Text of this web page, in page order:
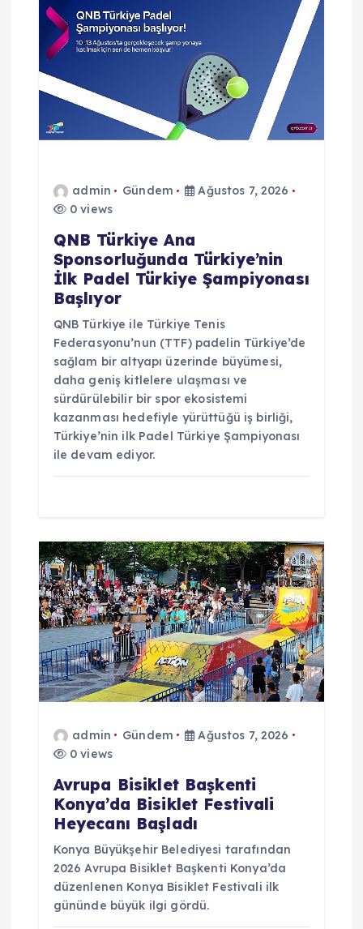
e
s
admin Gündem
Ağustos 7, 2026
0 views
QNB Türkiye Ana
Sponsorluğunda Türkiye’nin
İlk Padel Türkiye Şampiyonası
Başlıyor
QNB Türkiye ile Türkiye Tenis
Federasyonu’nun (TTF) padelin Türkiye’de
sağlam bir altyapı üzerinde büyümesi,
daha geniş kitlelere ulaşması ve
sürdürülebilir bir spor ekosistemi
kazanması hedefiyle yürüttüğü iş birliği,
Türkiye’nin ilk Padel Türkiye Şampiyonası
ile devam ediyor.
admin Gündem
Ağustos 7, 2026
0 views
Avrupa Bisiklet Başkenti
Konya’da Bisiklet Festivali
Heyecanı Başladı
Konya Büyükşehir Belediyesi tarafından
2026 Avrupa Bisiklet Başkenti Konya’da
düzenlenen Konya Bisiklet Festivali ilk
gününde büyük ilgi gördü.